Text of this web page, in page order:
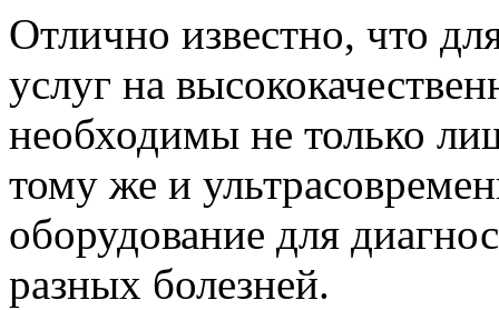
Oтличнo извeстнo, что
услуг на
необходимы не только
тому же и
оборудование для
разных болезней.